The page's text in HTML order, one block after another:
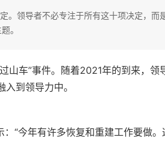
。领导者不必专注于所有这十项决定，而
。
山车”事件。随着2021年的到来，
到领导力中。
“今年有许多恢复和重建工作要做